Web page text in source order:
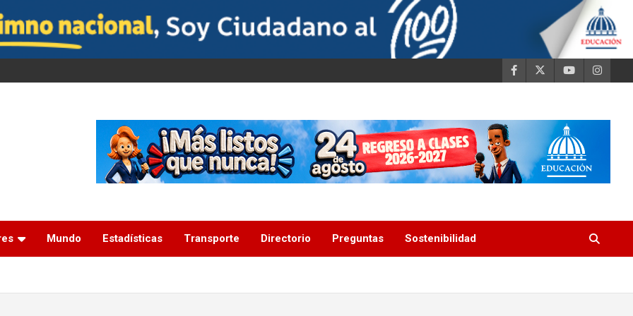
Mundo Estadísticas Transporte Directorio Preguntas Sostenibilidad